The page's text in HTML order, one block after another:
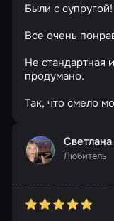
Были с супругой!
Все очень
Не стандартная
продумано.
Так, что смело
Любитель